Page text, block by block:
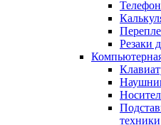
Резаки
техники